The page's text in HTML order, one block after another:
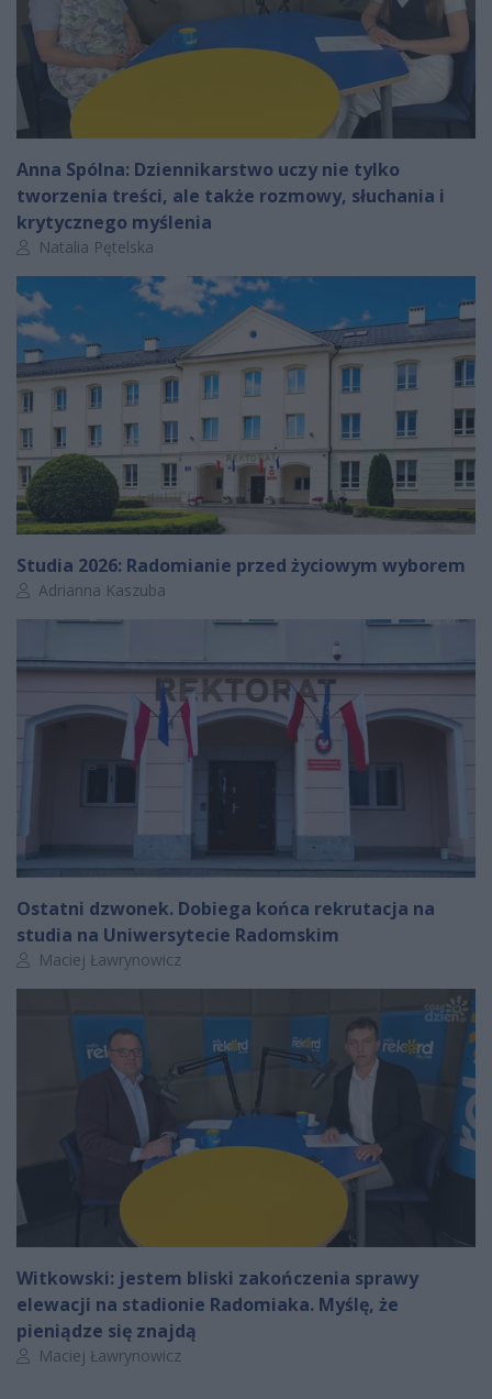
Anna Spólna: Dziennikarstwo uczy nie tylko
tworzenia treści, ale także rozmowy, słuchania i
krytycznego myślenia
Autor artykułu:
Natalia Pętelska
Studia 2026: Radomianie przed życiowym wyborem
Autor artykułu:
Adrianna Kaszuba
Ostatni dzwonek. Dobiega końca rekrutacja na
studia na Uniwersytecie Radomskim
Autor artykułu:
Maciej Ławrynowicz
Witkowski: jestem bliski zakończenia sprawy
elewacji na stadionie Radomiaka. Myślę, że
pieniądze się znajdą
Autor artykułu:
Maciej Ławrynowicz